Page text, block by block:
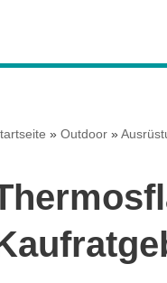
» Outdoor »